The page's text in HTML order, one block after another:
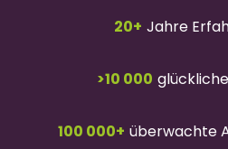
20+ Jahre
>10 000
100 000+ überwachte